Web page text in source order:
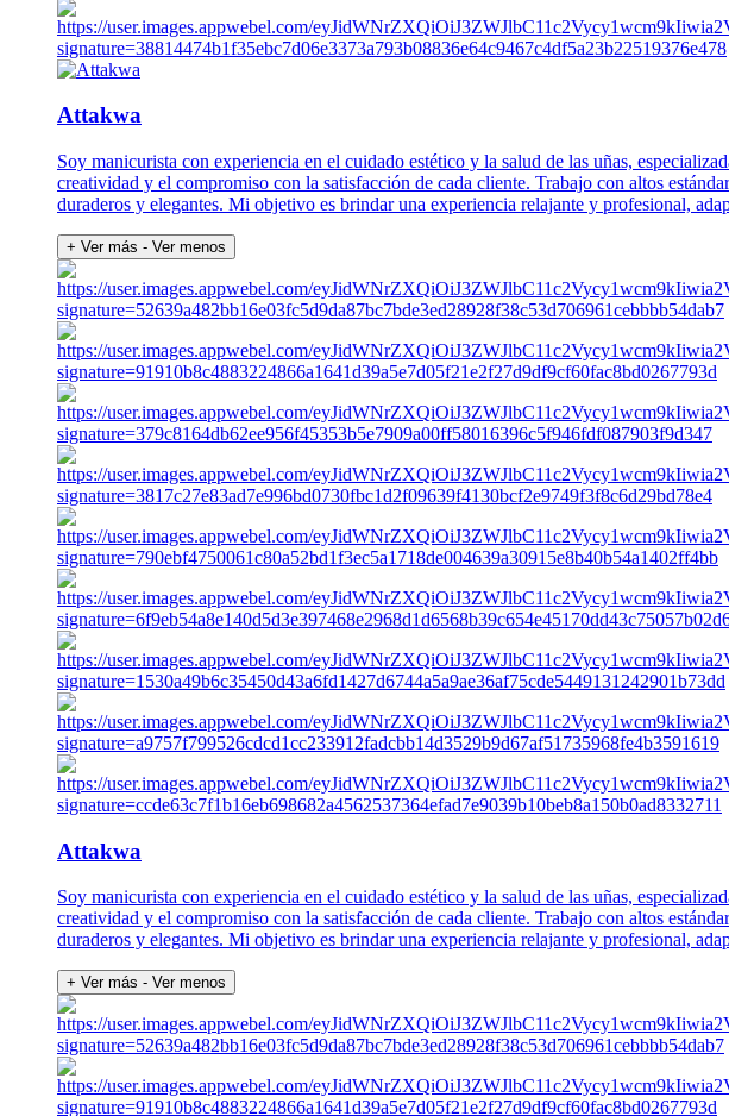
Attakwa
Soy manicurista con experiencia en el cuidado estético y la salud de las uñas,
creatividad y el compromiso con la satisfacción de cada cliente. Trabajo con altos
duraderos y elegantes. Mi objetivo es brindar una experiencia relajante y profesional,
+ Ver más - Ver menos
Attakwa
Soy manicurista con experiencia en el cuidado estético y la salud de las uñas,
creatividad y el compromiso con la satisfacción de cada cliente. Trabajo con altos
duraderos y elegantes. Mi objetivo es brindar una experiencia relajante y profesional,
+ Ver más - Ver menos